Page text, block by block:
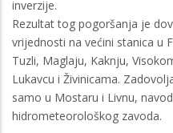
inverzije.
Rezultat tog pogoršanja je
vrijednosti na većini stanica u
Tuzli, Maglaju, Kaknju,
Lukavcu i Živinicama.
samo u Mostaru i Livnu,
hidrometeorološkog zavoda.